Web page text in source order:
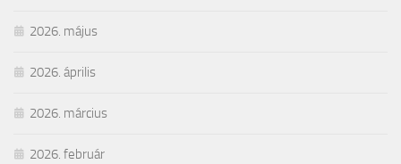
2026. május
2026. április
2026. március
2026. február